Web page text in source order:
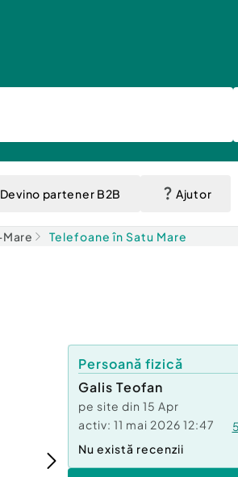
Devino partener B2B Ajutor
Telefoane în Satu Mare
Persoană fizică
Galis Teofan
pe site din 15 Apr
activ: 11 mai 2026 12:47 5
Nu există recenzii